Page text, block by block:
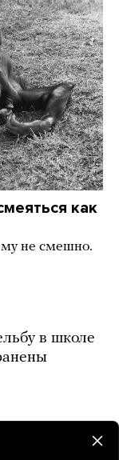
как
не смешно.
в школе
для